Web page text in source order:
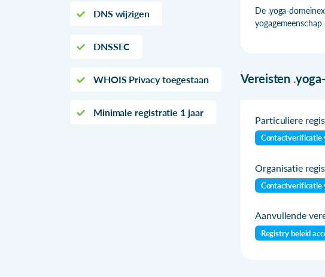
DNS wijzigen
DNSSEC
WHOIS Privacy toegestaan
Minimale registratie 1 jaar
De .yoga-
Vereisten .
Particuliere
Contactverificatie
Organisatie
Contactverificatie
Aanvullende
Registry beleid